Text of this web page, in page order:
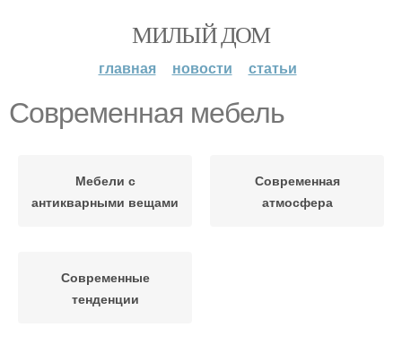
МИЛЫЙ ДОМ
главная новости статьи
Современная мебель
Мебели с
антикварными вещами
Современная
атмосфера
Современные
тенденции